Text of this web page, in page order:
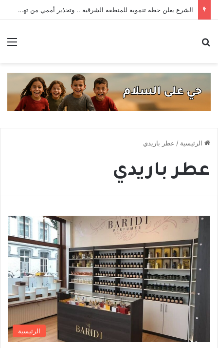
الشرع يعلن خطة تنموية للمنطقة الشرقية .. وتحذير أممي من تهديدات داعش _ حصاد الأسبوع
الرئيسية / عطر باريدي
عطر باريدي
الرئيسية